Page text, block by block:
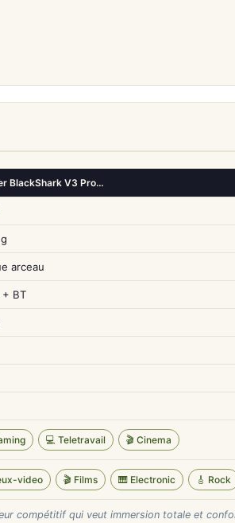
BlackShark V3 Pro…
arceau
+ BT
💻 Teletravail 🎬 Cinema
video 🎬 Films 🎹 Electronic 🎸 Rock
compétitif qui veut immersion totale et